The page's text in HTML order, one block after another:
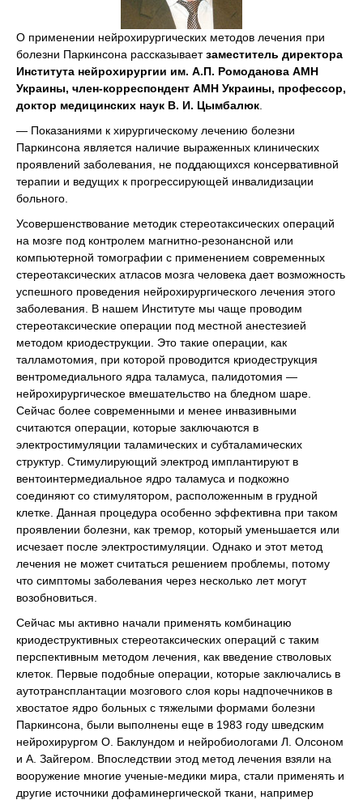
О применении нейрохирургических методов лечения при
болезни Паркинсона рассказываетзаместитель директора
Института нейрохирургии им. А.П. Ромоданова АМН
Украины, член-корреспондент АМН Украины, профессор,
доктор медицинских наук В. И. Цымбалюк
— Показаниями к хирургическому лечению болезни
Паркинсона является наличие выраженных клинических
проявлений заболевания, не поддающихся консервативной
терапии и ведущих к прогрессирующей инвалидизации
больного.
Усовершенствование методик стереотаксических операций
на мозге под контролем магнитно-резонансной или
компьютерной томографии с применением современных
стереотаксических атласов мозга человека дает возможность
успешного проведения нейрохирургического лечения этого
заболевания. В нашем Институте мы чаще проводим
стереотаксические операции под местной анестезией
методом криодеструкции. Это такие операции, как
талламотомия, при которой проводится криодеструкция
вентромедиального ядра таламуса, палидотомия —
нейрохирургическое вмешательство на бледном шаре.
Сейчас более современными и менее инвазивными
считаются операции, которые заключаются в
электростимуляции таламических и субталамических
структур. Стимулирующий электрод имплантируют в
вентоинтермедиальное ядро таламуса и подкожно
соединяют со стимулятором, расположенным в грудной
клетке. Данная процедура особенно эффективна при таком
проявлении болезни, как тремор, который уменьшается или
исчезает после электростимуляции. Однако и этот метод
лечения не может считаться решением проблемы, потому
что симптомы заболевания через несколько лет могут
возобновиться.
Сейчас мы активно начали применять комбинацию
криодеструктивных стереотаксических операций с таким
перспективным методом лечения, как введение стволовых
клеток. Первые подобные операции, которые заключались в
аутотрансплантации мозгового слоя коры надпочечников в
хвостатое ядро больных с тяжелыми формами болезни
Паркинсона, были выполнены еще в 1983 году шведским
нейрохирургом О. Баклундом и нейробиологами Л. Олсоном
и А. Зайгером. Впоследствии этод метод лечения взяли на
вооружение многие ученые-медики мира, стали применять и
другие источники дофаминергической ткани, например